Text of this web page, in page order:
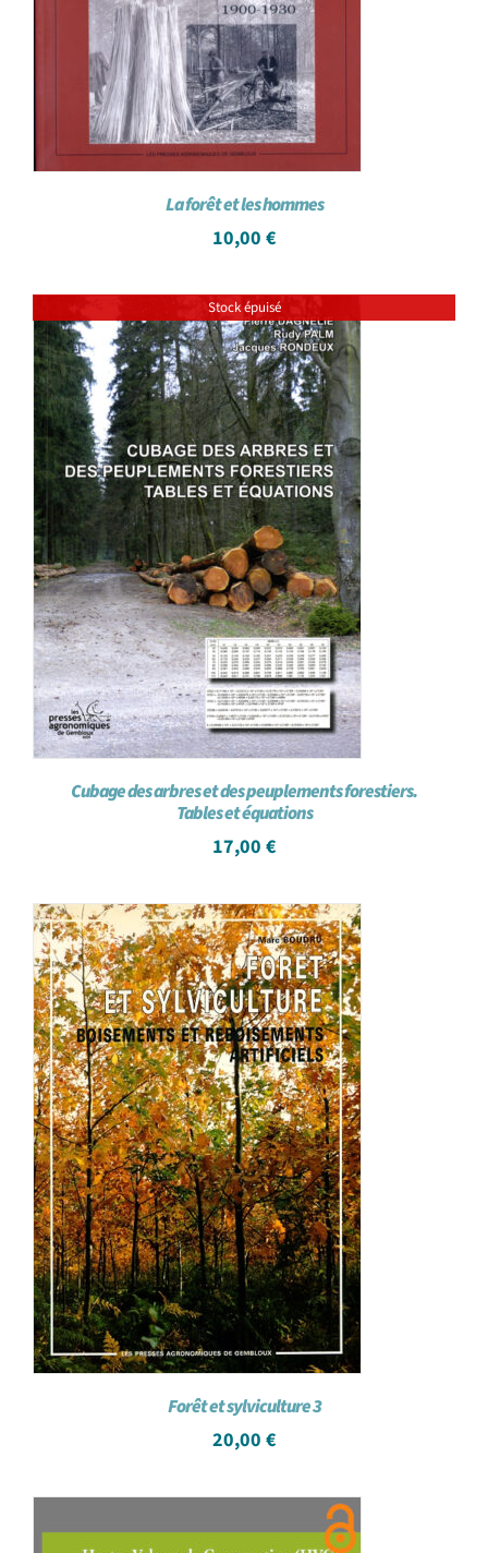
La forêt et les hommes
10,00 €
Stock épuisé
Cubage des arbres et des peuplements forestiers.
Tables et équations
17,00 €
Forêt et sylviculture 3
20,00 €